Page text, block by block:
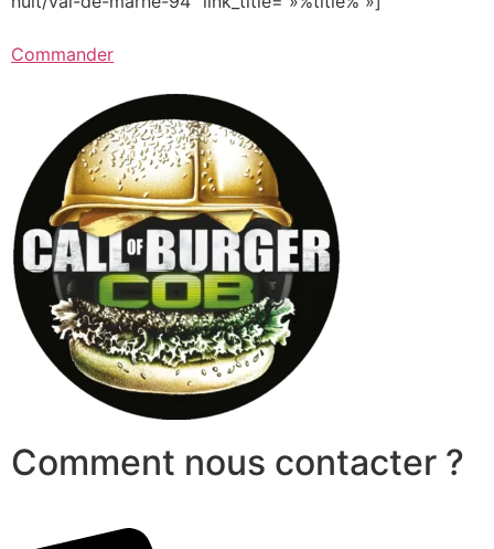
Commander
Comment nous contacter ?